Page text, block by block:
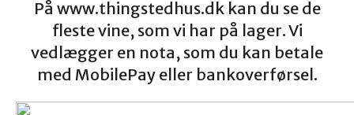
På www.thingstedhus.dk kan du se de
fleste vine, som vi har på lager. Vi
vedlægger en nota, som du kan betale
med MobilePay eller bankoverførsel.